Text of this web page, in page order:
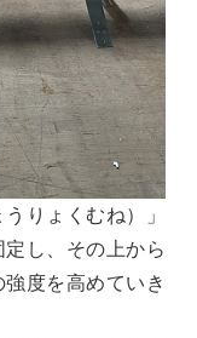
りょくむね）」
し、その上から
強度を高めていき